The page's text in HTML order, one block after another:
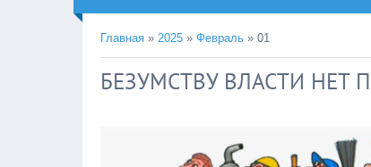
Главная » 2025 » Февраль » 01
БЕЗУМСТВУ ВЛАСТИ НЕТ